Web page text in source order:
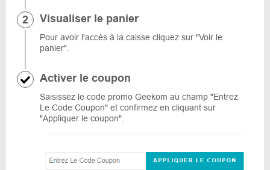
Visualiser le panier
Pour avoir l'accès à la caisse cliquez sur "Voir le
panier".
Activer le coupon
Saisissez le code promo Geekom au champ "Entrez
Le Code Coupon" et confirmez en cliquant sur
"Appliquer le coupon".